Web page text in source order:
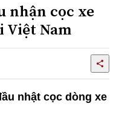
nhận cọc xe
Việt Nam
nhật cọc dòng xe